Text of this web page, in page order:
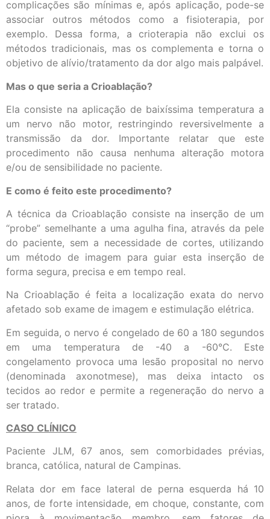
complicações são mínimas e, após aplicação, pode-se
associar outros métodos como a fisioterapia, por
exemplo. Dessa forma, a crioterapia não exclui os
métodos tradicionais, mas os complementa e torna o
objetivo de alívio/tratamento da dor algo mais palpável.
Mas o que seria a Crioablação?
Ela consiste na aplicação de baixíssima temperatura a
um nervo não motor, restringindo reversivelmente a
transmissão da dor. Importante relatar que este
procedimento não causa nenhuma alteração motora
e/ou de sensibilidade no paciente.
E como é feito este procedimento?
A técnica da Crioablação consiste na inserção de um
“probe” semelhante a uma agulha fina, através da pele
do paciente, sem a necessidade de cortes, utilizando
um método de imagem para guiar esta inserção de
forma segura, precisa e em tempo real.
Na Crioablação é feita a localização exata do nervo
afetado sob exame de imagem e estimulação elétrica.
Em seguida, o nervo é congelado de 60 a 180 segundos
em uma temperatura de -40 a -60°C. Este
congelamento provoca uma lesão proposital no nervo
(denominada axonotmese), mas deixa intacto os
tecidos ao redor e permite a regeneração do nervo a
ser tratado.
CASO CLÍNICO
Paciente JLM, 67 anos, sem comorbidades prévias,
branca, católica, natural de Campinas.
Relata dor em face lateral de perna esquerda há 10
anos, de forte intensidade, em choque, constante, com